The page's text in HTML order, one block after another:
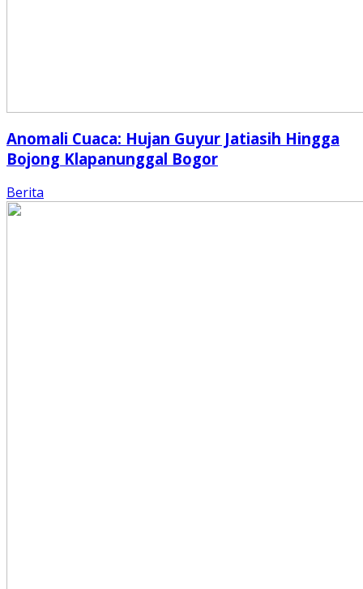
Anomali Cuaca: Hujan Guyur Jatiasih Hingga
Bojong Klapanunggal Bogor
Berita